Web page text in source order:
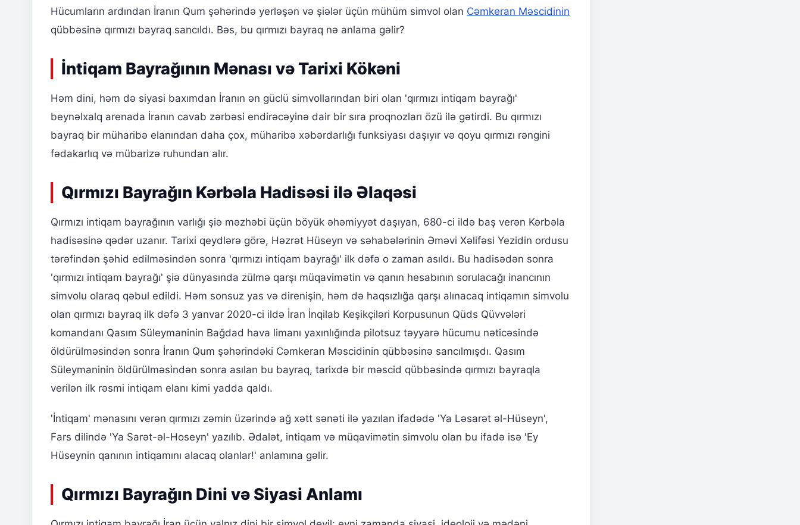
Hücumların ardından İranın Qum şəhərində yerləşən və şiələr üçün mühüm simvol olan Cəmkeran Məscidinin
qübbəsinə qırmızı bayraq sancıldı. Bəs, bu qırmızı bayraq nə anlama gəlir?
İntiqam Bayrağının Mənası və Tarixi Kökəni
Həm dini, həm də siyasi baxımdan İranın ən güclü simvollarından biri olan 'qırmızı intiqam bayrağı'
beynəlxalq arenada İranın cavab zərbəsi endirəcəyinə dair bir sıra proqnozları özü ilə gətirdi. Bu qırmızı
bayraq bir müharibə elanından daha çox, müharibə xəbərdarlığı funksiyası daşıyır və qoyu qırmızı rəngini
fədakarlıq və mübarizə ruhundan alır.
Qırmızı Bayrağın Kərbəla Hadisəsi ilə Əlaqəsi
Qırmızı intiqam bayrağının varlığı şiə məzhəbi üçün böyük əhəmiyyət daşıyan, 680-ci ildə baş verən Kərbəla
hadisəsinə qədər uzanır. Tarixi qeydlərə görə, Həzrət Hüseyn və səhabələrinin Əməvi Xəlifəsi Yezidin ordusu
tərəfindən şəhid edilməsindən sonra 'qırmızı intiqam bayrağı' ilk dəfə o zaman asıldı. Bu hadisədən sonra
'qırmızı intiqam bayrağı' şiə dünyasında zülmə qarşı müqavimətin və qanın hesabının sorulacağı inancının
simvolu olaraq qəbul edildi. Həm sonsuz yas və direnişin, həm də haqsızlığa qarşı alınacaq intiqamın simvolu
olan qırmızı bayraq ilk dəfə 3 yanvar 2020-ci ildə İran İnqilab Keşikçiləri Korpusunun Qüds Qüvvələri
komandanı Qasım Süleymaninin Bağdad hava limanı yaxınlığında pilotsuz təyyarə hücumu nəticəsində
öldürülməsindən sonra İranın Qum şəhərindəki Cəmkeran Məscidinin qübbəsinə sancılmışdı. Qasım
Süleymaninin öldürülməsindən sonra asılan bu bayraq, tarixdə bir məscid qübbəsində qırmızı bayraqla
verilən ilk rəsmi intiqam elanı kimi yadda qaldı.
'İntiqam' mənasını verən qırmızı zəmin üzərində ağ xətt sənəti ilə yazılan ifadədə 'Ya Ləsarət əl-Hüseyn',
Fars dilində 'Ya Sarət-əl-Hoseyn' yazılıb. Ədalət, intiqam və müqavimətin simvolu olan bu ifadə isə 'Ey
Hüseynin qanının intiqamını alacaq olanlar!' anlamına gəlir.
Qırmızı Bayrağın Dini və Siyasi Anlamı